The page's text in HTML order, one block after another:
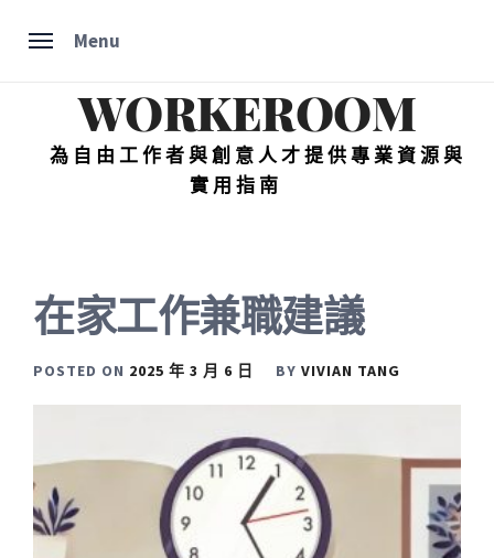
Menu
WORKEROOM
為自由工作者與創意人才提供專業資源與
實用指南
在家工作兼職建議
POSTED ON 2025 年 3 月 6 日 BY VIVIAN TANG